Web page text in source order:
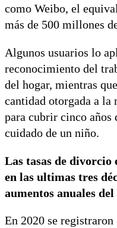
como Weibo, el
más de 500 millones
Algunos usuarios lo
reconocimiento del
del hogar, mientras
cantidad otorgada a la
para cubrir cinco años
cuidado de un niño.
Las tasas de divorcio
en las ultimas tres
aumentos anuales
En 2020 se